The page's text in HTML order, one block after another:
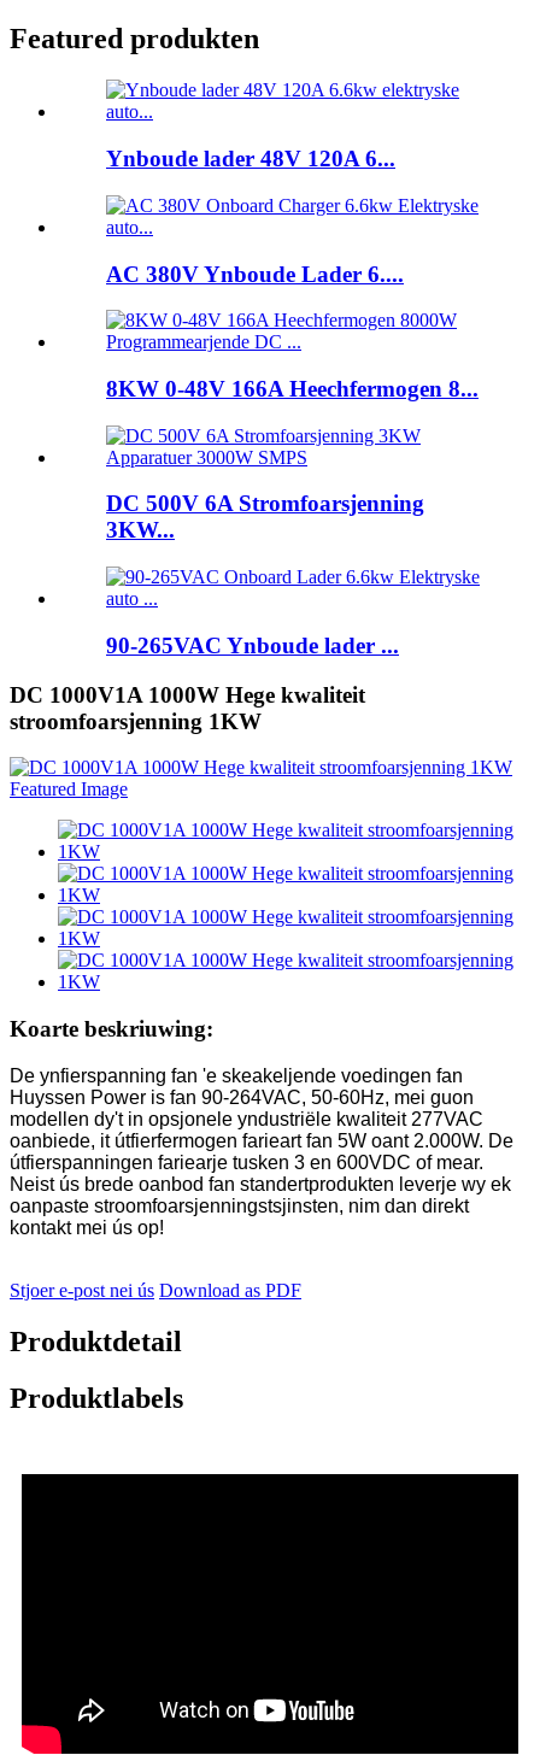
Featured produkten
Ynboude lader 48V 120A 6...
AC 380V Ynboude Lader 6....
8KW 0-48V 166A Heechfermogen 8...
DC 500V 6A Stromfoarsjenning
3KW...
90-265VAC Ynboude lader ...
DC 1000V1A 1000W Hege kwaliteit
stroomfoarsjenning 1KW
Koarte beskriuwing:
De ynfierspanning fan 'e skeakeljende voedingen fan
Huyssen Power is fan 90-264VAC, 50-60Hz, mei guon
modellen dy't in opsjonele yndustriële kwaliteit 277VAC
oanbiede, it útfierfermogen farieart fan 5W oant 2.000W. De
útfierspanningen fariearje tusken 3 en 600VDC of mear.
Neist ús brede oanbod fan standertprodukten leverje wy ek
oanpaste stroomfoarsjenningstsjinsten, nim dan direkt
kontakt mei ús op!
Stjoer e-post nei ús Download as PDF
Produktdetail
Produktlabels